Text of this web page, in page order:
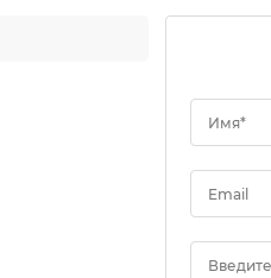
Имя*
Email